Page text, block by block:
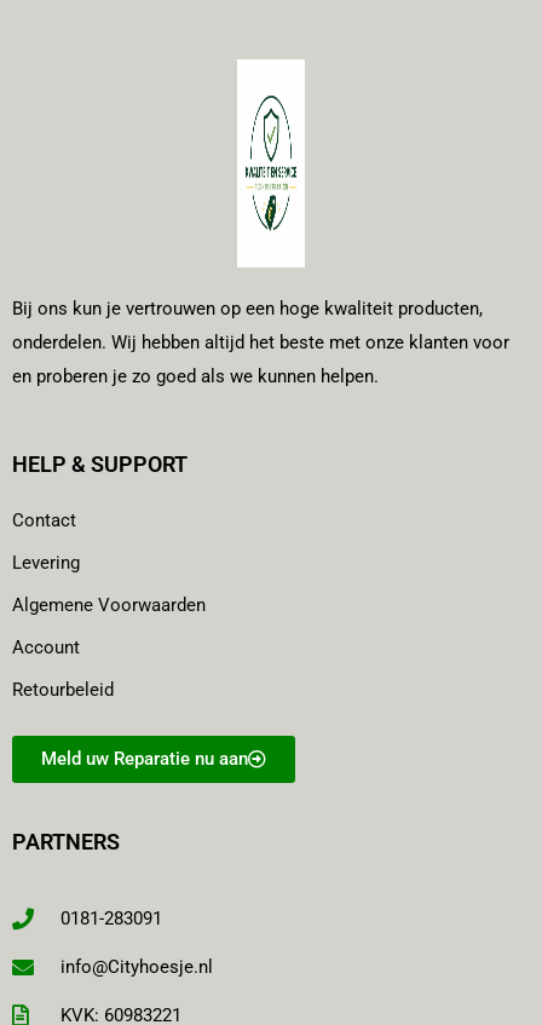
Bij ons kun je vertrouwen op een hoge kwaliteit producten,
onderdelen. Wij hebben altijd het beste met onze klanten voor
en proberen je zo goed als we kunnen helpen.
HELP & SUPPORT
Contact
Levering
Algemene Voorwaarden
Account
Retourbeleid
Meld uw Reparatie nu aan
PARTNERS
0181-283091
info@Cityhoesje.nl
KVK: 60983221